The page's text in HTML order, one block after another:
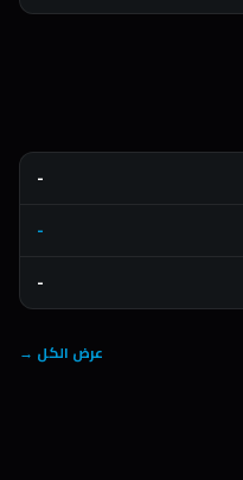
-
-
-
عرض الكل →